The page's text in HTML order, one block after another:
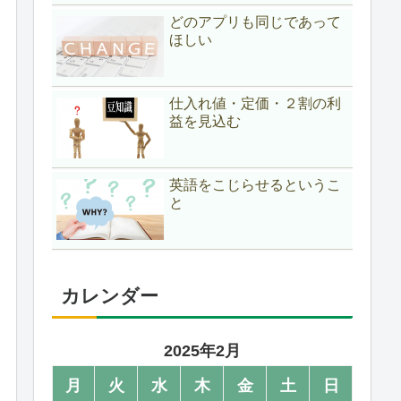
どのアプリも同じであって
ほしい
仕入れ値・定価・２割の利
益を見込む
英語をこじらせるというこ
と
カレンダー
2025年2月
月
火 水 木 金 土
日